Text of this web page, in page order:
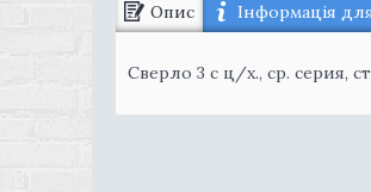
Опис Інформація
Сверло 3 с ц/х., ср. серия,